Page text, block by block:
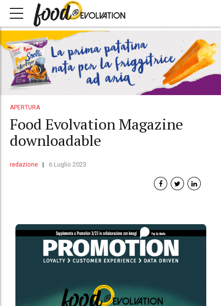
APERTURA
Food Evolvation Magazine
downloadable
redazione 6 Luglio 2023